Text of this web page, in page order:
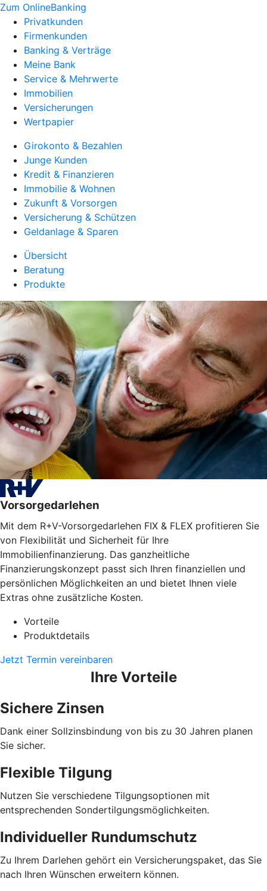
Zum OnlineBanking
Privatkunden
Firmenkunden
Banking & Verträge
Meine Bank
Service & Mehrwerte
Immobilien
Versicherungen
Wertpapier
Girokonto & Bezahlen
Junge Kunden
Kredit & Finanzieren
Immobilie & Wohnen
Zukunft & Vorsorgen
Versicherung & Schützen
Geldanlage & Sparen
Übersicht
Beratung
Produkte
Vorsorgedarlehen
Mit dem R+V-Vorsorgedarlehen FIX & FLEX profitieren Sie
von Flexibilität und Sicherheit für Ihre
Immobilienfinanzierung. Das ganzheitliche
Finanzierungskonzept passt sich Ihren finanziellen und
persönlichen Möglichkeiten an und bietet Ihnen viele
Extras ohne zusätzliche Kosten.
Vorteile
Produktdetails
Jetzt Termin vereinbaren
Ihre Vorteile
Sichere Zinsen
Dank einer Sollzinsbindung von bis zu 30 Jahren planen
Sie sicher.
Flexible Tilgung
Nutzen Sie verschiedene Tilgungsoptionen mit
entsprechenden Sondertilgungsmöglichkeiten.
Individueller Rundumschutz
Zu Ihrem Darlehen gehört ein Versicherungspaket, das Sie
nach Ihren Wünschen erweitern können.